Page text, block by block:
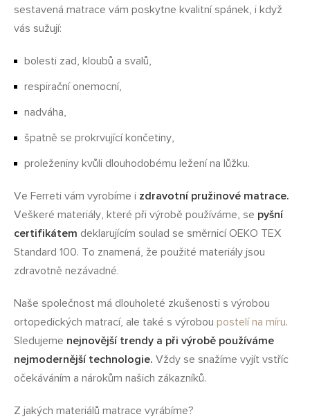
sestavená matrace vám poskytne kvalitní spánek, i když
vás sužují:
bolesti zad, kloubů a svalů,
respirační onemocní,
nadváha,
špatně se prokrvující končetiny,
proleženiny kvůli dlouhodobému ležení na lůžku.
Ve Ferreti vám vyrobíme i zdravotní pružinové matrace.
Veškeré materiály, které při výrobě používáme, se pyšní
certifikátem deklarujícím soulad se směrnicí OEKO TEX
Standard 100. To znamená, že použité materiály jsou
zdravotně nezávadné.
Naše společnost má dlouholeté zkušenosti s výrobou
ortopedických matrací, ale také s výrobou postelí na míru.
Sledujeme nejnovější trendy a při výrobě používáme
nejmodernější technologie. Vždy se snažíme vyjít vstříc
očekáváním a nárokům našich zákazníků.
Z jakých materiálů matrace vyrábíme?